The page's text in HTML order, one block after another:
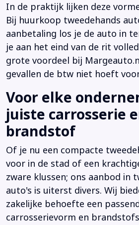
In de praktijk lijken deze
Bij huurkoop tweedehands
aanbetaling los je de auto in
je aan het eind van de rit
grote voordeel bij
gevallen de btw niet hoeft
Voor elke
juiste carrosserie
brandstof
Of je nu een compacte
voor in de stad of een
zware klussen; ons aanbod in
auto's is uiterst divers. Wij
zakelijke behoefte een
carrosserievorm en